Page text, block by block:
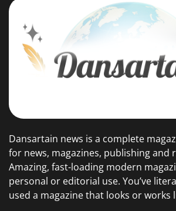
Dansartain news is a complete
for news, magazines, publishing and
Amazing, fast-loading modern
personal or editorial use. You’ve
used a magazine that looks or works